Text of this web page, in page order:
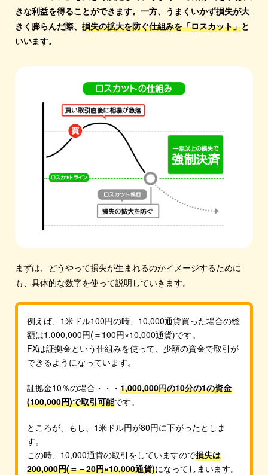
きな利益を得ることができます。 一方、うまくいかず損失が大
きく膨らんだ際、 損失の拡大を防ぐ仕組みを「ロスカット」と
いいます。
まずは、どうやって損失が生まれるのかイメージするために
も、具体的な数字を使って説明していきます。
例えば、1米ドル100円の時、10,000通貨買った場合の総
額は1,000,000円(＝100円×10,000通貨)です。
FXは証拠金という仕組みを使って、少額の資金で取引が
できるようになっています。
証拠金10％の場合・・・ 1,000,000円の10分の1の資金
(100,000円)で取引可能です。
ところが、もし、1米ドル円が80円に下がったとしま
す。
この時、10,000通貨の取引をしていますので損失は
200,000円(＝－20円×10,000通貨)になってしまいます。